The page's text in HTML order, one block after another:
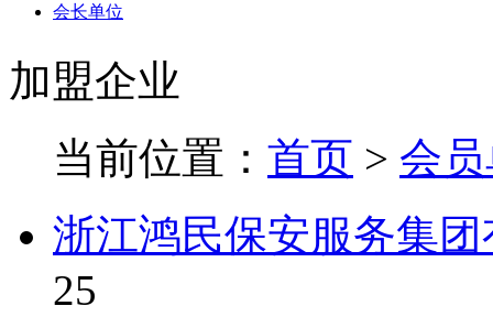
会长单位
加盟企业
当前位置： 首页 > 会
浙江鸿民保安服务集
25